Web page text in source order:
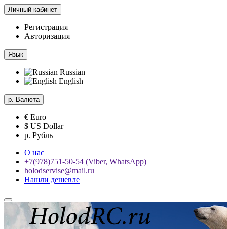
Личный кабинет
Регистрация
Авторизация
Язык
Russian
English
р. Валюта
€ Euro
$ US Dollar
р. Рубль
О нас
+7(978)751-50-54 (Viber, WhatsApp)
holodservise@mail.ru
Нашли дешевле